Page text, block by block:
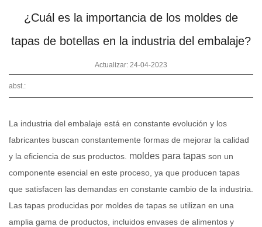
¿Cuál es la importancia de los moldes de
tapas de botellas en la industria del embalaje?
Actualizar: 24-04-2023
abst.:
La industria del embalaje está en constante evolución y los
fabricantes buscan constantemente formas de mejorar la calidad
y la eficiencia de sus productos. moldes para tapas son un
componente esencial en este proceso, ya que producen tapas
que satisfacen las demandas en constante cambio de la industria.
Las tapas producidas por moldes de tapas se utilizan en una
amplia gama de productos, incluidos envases de alimentos y